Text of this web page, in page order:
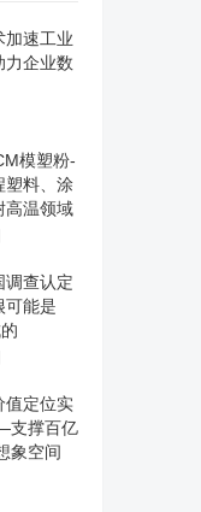
加速工业
力企业数
模塑粉-
塑料、涂
高温领域
调查认定
可能是
值定位实
支撑百亿
象空间